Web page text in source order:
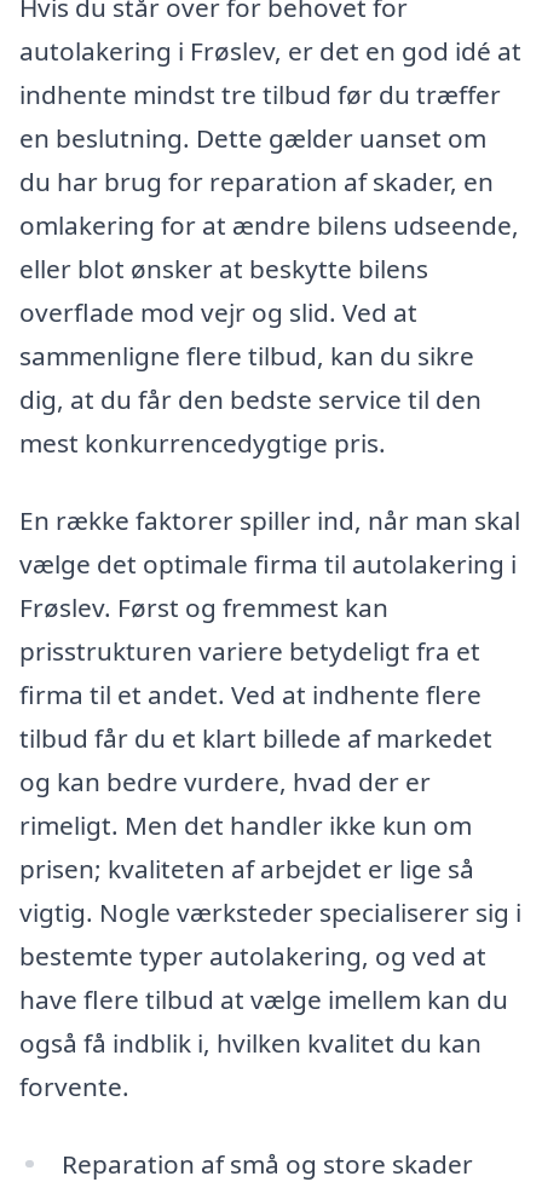
Hvis du står over for behovet for
autolakering i Frøslev, er det en god idé at
indhente mindst tre tilbud før du træffer
en beslutning. Dette gælder uanset om
du har brug for reparation af skader, en
omlakering for at ændre bilens udseende,
eller blot ønsker at beskytte bilens
overflade mod vejr og slid. Ved at
sammenligne flere tilbud, kan du sikre
dig, at du får den bedste service til den
mest konkurrencedygtige pris.
En række faktorer spiller ind, når man skal
vælge det optimale firma til autolakering i
Frøslev. Først og fremmest kan
prisstrukturen variere betydeligt fra et
firma til et andet. Ved at indhente flere
tilbud får du et klart billede af markedet
og kan bedre vurdere, hvad der er
rimeligt. Men det handler ikke kun om
prisen; kvaliteten af arbejdet er lige så
vigtig. Nogle værksteder specialiserer sig i
bestemte typer autolakering, og ved at
have flere tilbud at vælge imellem kan du
også få indblik i, hvilken kvalitet du kan
forvente.
Reparation af små og store skader